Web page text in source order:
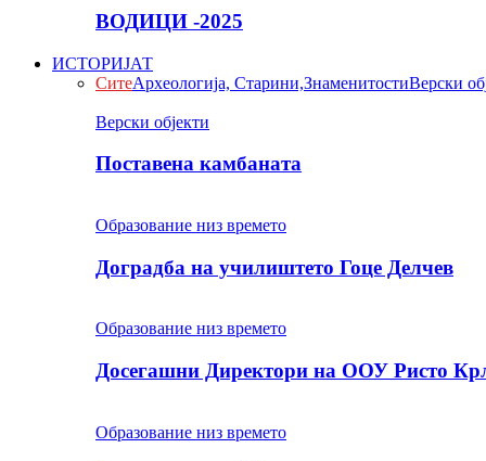
ВОДИЦИ -2025
ИСТОРИЈАТ
СитеАрхеологија, Старини,ЗнаменитостиВерски
Верски објекти
Поставена камбаната
Образование низ времето
Доградба на училиштето Гоце Делчев
Образование низ времето
Досегашни Директори на ООУ Ристо
Образование низ времето